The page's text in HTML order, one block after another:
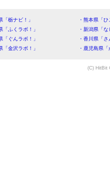
「栃ナビ！」
・熊本県「
「ふくラボ！」
・新潟県「
「ぐんラボ！」
・香川県「
「金沢ラボ！」
・鹿児島県
(C) HitBit